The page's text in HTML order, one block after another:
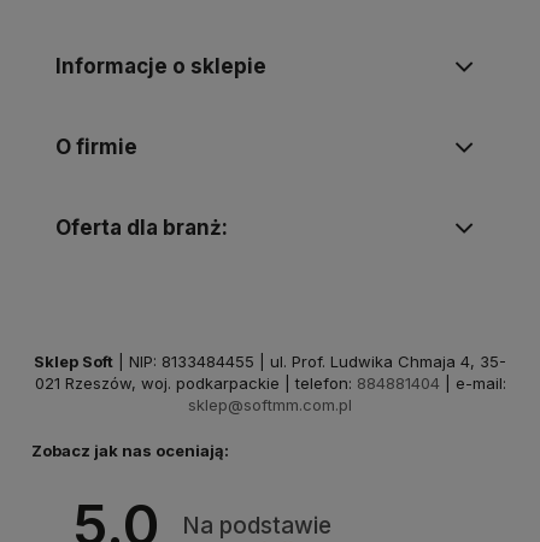
Informacje o sklepie
O firmie
Oferta dla branż:
Sklep Soft | NIP: 8133484455 | ul. Prof. Ludwika Chmaja 4, 35-
021 Rzeszów, woj. podkarpackie | telefon: 884881404 | e-mail:
sklep@softmm.com.pl
Zobacz jak nas oceniają:
5.0
Na podstawie